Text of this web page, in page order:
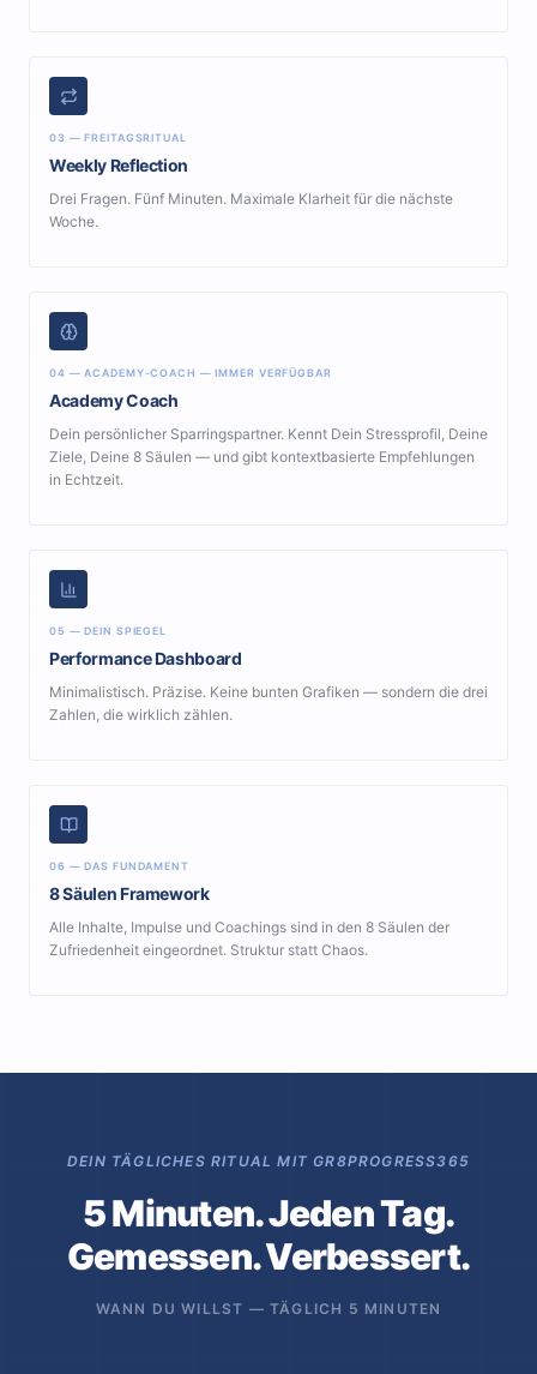
03 — FREITAGSRITUAL
Weekly Reflection
Drei Fragen. Fünf Minuten. Maximale Klarheit für die nächste
Woche.
04 — ACADEMY-COACH — IMMER VERFÜGBAR
Academy Coach
Dein persönlicher Sparringspartner. Kennt Dein Stressprofil, Deine
Ziele, Deine 8 Säulen — und gibt kontextbasierte Empfehlungen
in Echtzeit.
05 — DEIN SPIEGEL
Performance Dashboard
Minimalistisch. Präzise. Keine bunten Grafiken — sondern die drei
Zahlen, die wirklich zählen.
06 — DAS FUNDAMENT
8 Säulen Framework
Alle Inhalte, Impulse und Coachings sind in den 8 Säulen der
Zufriedenheit eingeordnet. Struktur statt Chaos.
DEIN TÄGLICHES RITUAL MIT GR8PROGRESS365
5 Minuten. Jeden Tag.
Gemessen. Verbessert.
WANN DU WILLST — TÄGLICH 5 MINUTEN